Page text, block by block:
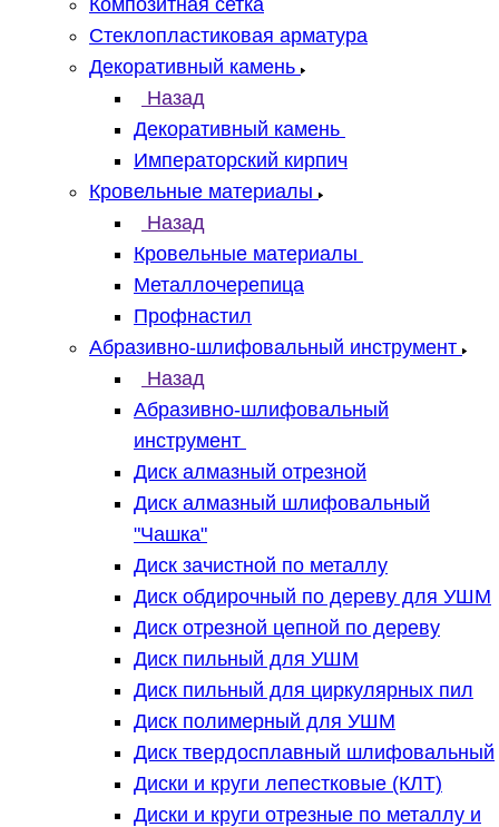
Композитная сетка
Стеклопластиковая арматура
Декоративный камень
Назад
Декоративный камень
Императорский кирпич
Кровельные материалы
Назад
Кровельные материалы
Металлочерепица
Профнастил
Абразивно-шлифовальный инструмент
Назад
Абразивно-шлифовальный
инструмент
Диск алмазный отрезной
Диск алмазный шлифовальный
"Чашка"
Диск зачистной по металлу
Диск обдирочный по дереву для УШМ
Диск отрезной цепной по дереву
Диск пильный для УШМ
Диск пильный для циркулярных пил
Диск полимерный для УШМ
Диск твердосплавный шлифовальный
Диски и круги лепестковые (КЛТ)
Диски и круги отрезные по металлу и